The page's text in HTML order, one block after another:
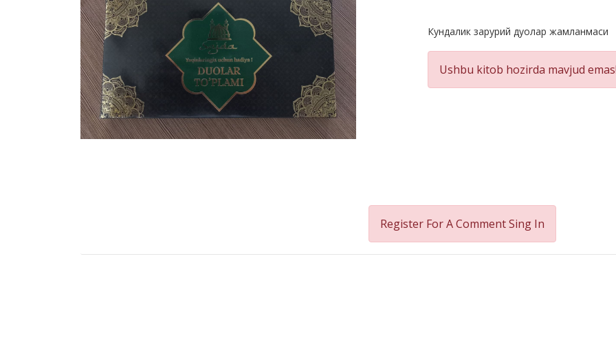
Product
Summery
Кундалик зарурий дуолар жамланмаси
Ushbu kitob hozirda mavjud
Register For A CommentSing In